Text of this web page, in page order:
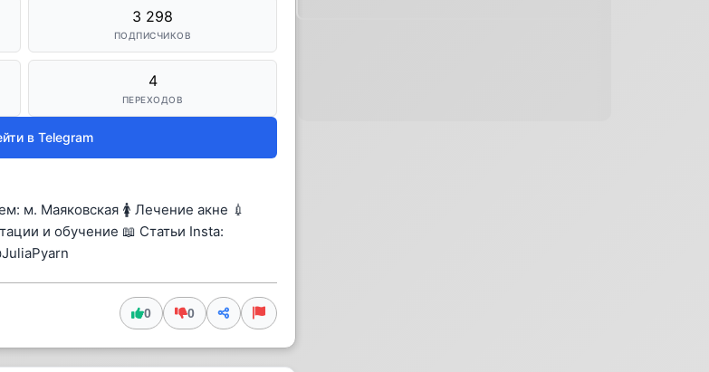
3 298
ПОДПИСЧИКОВ
4
ПЕРЕХОДОВ
в Telegram
Маяковская 🚺 Лечение акне 💉
и обучение 📖 Статьи Insta:
0 0